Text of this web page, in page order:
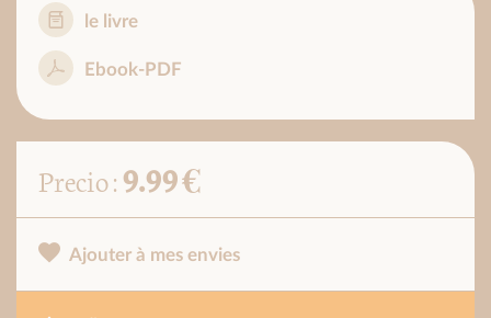
le livre
Ebook-PDF
Precio :9.99 €
Ajouter à mes envies